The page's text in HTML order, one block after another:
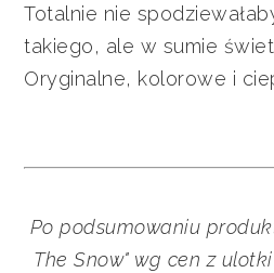
Totalnie nie
takiego, ale w sumie
Oryginalne, kolorowe i
Po podsumowaniu
The Snow" wg cen z